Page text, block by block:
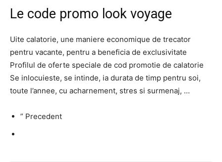
Le code promo look voyage
Uite calatorie, une maniere economique de trecator
pentru vacante, pentru a beneficia de exclusivitate
Profilul de oferte speciale de cod promotie de calatorie
Se inlocuieste, se intinde, ia durata de timp pentru soi,
toute l’annee, cu acharnement, stres si surmenaj, …
” Precedent